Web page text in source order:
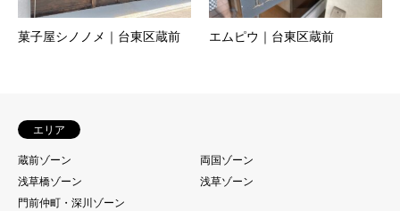
菓子屋シノノメ｜台東区蔵前 エムピウ｜台東区蔵前
エリア
蔵前ゾーン
両国ゾーン
浅草橋ゾーン
浅草ゾーン
門前仲町・深川ゾーン